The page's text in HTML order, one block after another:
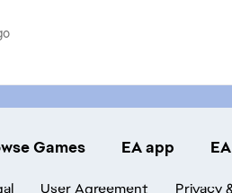
Games EA app
User Agreement Privacy